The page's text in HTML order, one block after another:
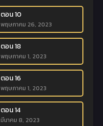
ตอน 10
พฤษภาคม 26, 2023
ตอน 18
พฤษภาคม 1, 2023
ตอน 16
พฤษภาคม 1, 2023
ตอน 14
มีนาคม 8, 2023